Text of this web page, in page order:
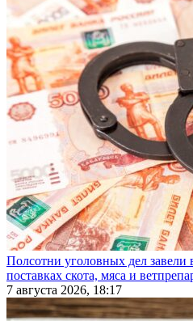
Полсотни уголовных дел
поставках скота, мяса и
7 августа 2026, 18:17